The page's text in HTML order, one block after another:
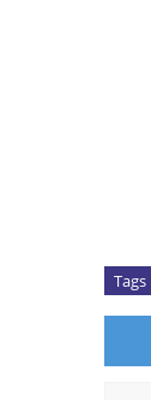
Tags